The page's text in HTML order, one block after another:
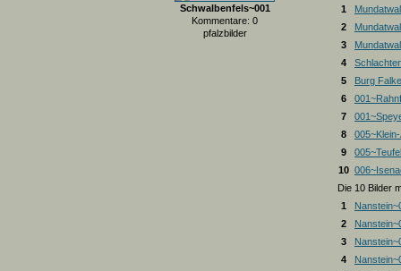
Schwalbenfels~001
Kommentare: 0
pfalzbilder
1
2
3
4
5
Burg
6
7
8
9
10
Die 10 Bilder
1
2
3
4